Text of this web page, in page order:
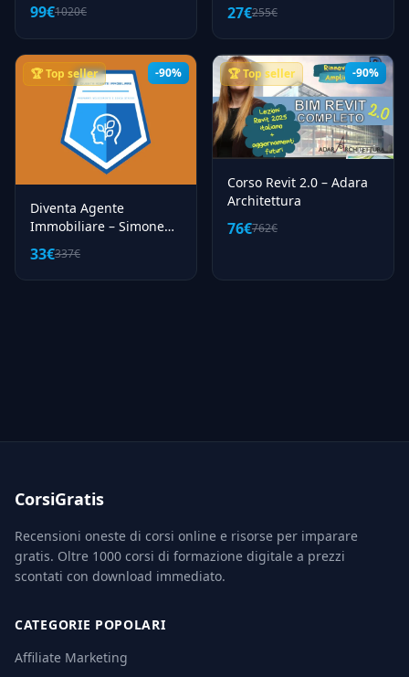
Guide Academy
99€1020€ 27€255€
-90%
🏆 Top seller
Diventa Agente
Immobiliare – Simone
33€337€
-90%
🏆 Top seller
Corso Revit 2.0 – Adara
Architettura
76€762€
CorsiGratis
Recensioni oneste di corsi online e risorse per imparare
gratis. Oltre 1000 corsi di formazione digitale a prezzi
scontati con download immediato.
CATEGORIE POPOLARI
Affiliate Marketing